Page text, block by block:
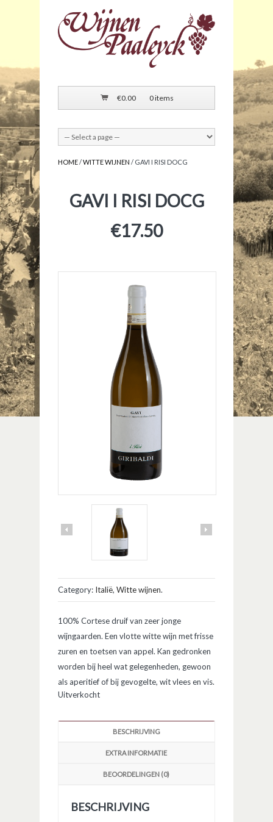
€0.00 0 items
HOME/WITTE WIJNEN / GAVI I RISI DOCG
GAVI I RISI DOCG
€17.50
Category: Italië, Witte wijnen.
100% Cortese druif van zeer jonge
wijngaarden. Een vlotte witte wijn met frisse
zuren en toetsen van appel. Kan gedronken
worden bij heel wat gelegenheden, gewoon
als aperitief of bij gevogelte, wit vlees en vis.
Uitverkocht
BESCHRIJVING
EXTRA INFORMATIE
BEOORDELINGEN (0)
BESCHRIJVING